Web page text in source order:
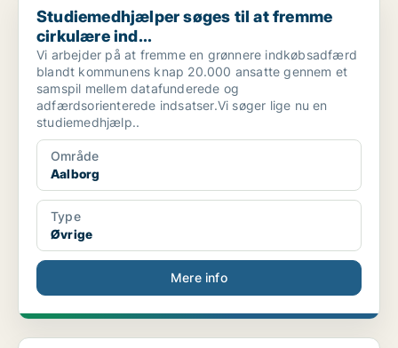
Studiemedhjælper søges til at fremme
cirkulære ind...
Vi arbejder på at fremme en grønnere indkøbsadfærd
blandt kommunens knap 20.000 ansatte gennem et
samspil mellem datafunderede og
adfærdsorienterede indsatser.Vi søger lige nu en
studiemedhjælp..
Område
Aalborg
Type
Øvrige
Mere info